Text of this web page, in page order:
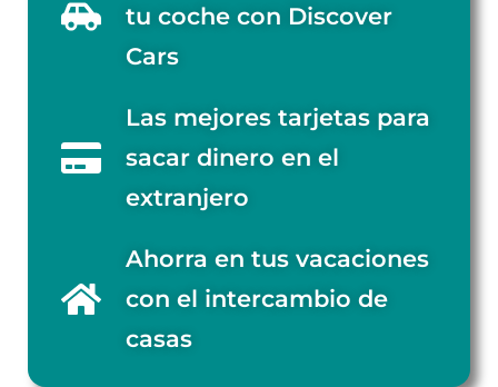
tu coche con Discover
Cars
Las mejores tarjetas para
sacar dinero en el
extranjero
Ahorra en tus vacaciones
con el intercambio de
casas